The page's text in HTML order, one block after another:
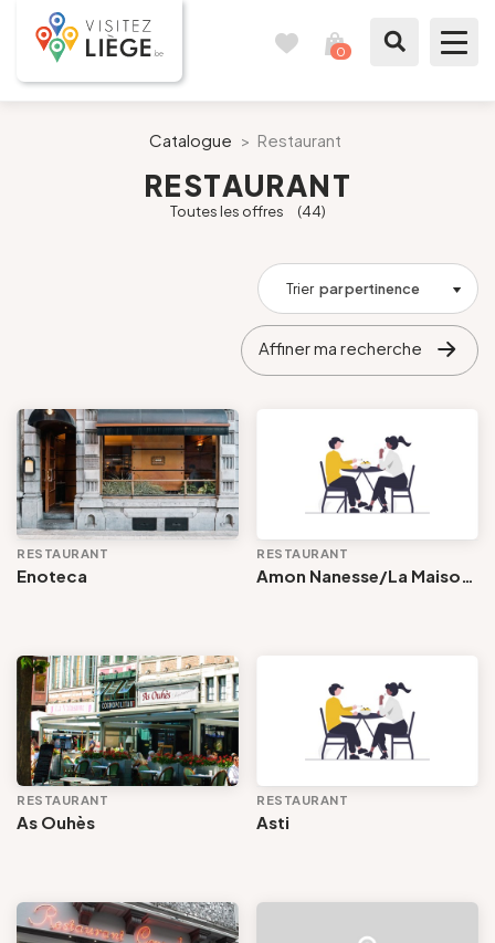
0
Comme un Liégeois
Agenda
Presse
Groupes et voyagistes
FR EN NL DE
Catalogue > Restaurant
RESTAURANT
Toutes les offres (44)
Trier par pertinence
Affiner ma recherche
Restaurant
Langues parlées
Services et équipements
Voir les offres
RESTAURANT
Enoteca
RESTAURANT
RESTAURANT
As Ouhès
RESTAURANT
Asti